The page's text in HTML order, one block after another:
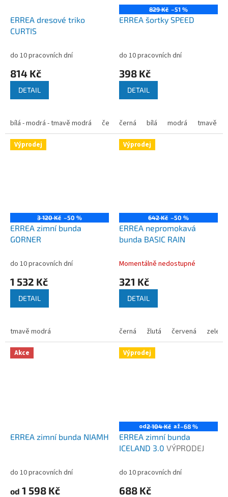
ERREA dresové triko
CURTIS
do 10 pracovních dní
814 Kč
DETAIL
bílá - modrá - tmavě modrá červená - černá - bílá oranžová - černá
829 Kč –51 %
ERREA šortky SPEED
do 10 pracovních dní
398 Kč
DETAIL
černá bílá modrá tmavě
Výprodej
3 120 Kč –50 %
ERREA zimní bunda
GORNER
do 10 pracovních dní
1 532 Kč
DETAIL
tmavě modrá
Výprodej
642 Kč –50 %
ERREA nepromokavá
bunda BASIC RAIN
Momentálně nedostupné
321 Kč
DETAIL
černá žlutá červená zelená
Akce
ERREA zimní bunda NIAMH
do 10 pracovních dní
od 1 598 Kč
Výprodej
od2 104 Kč až–68 %
ERREA zimní bunda
ICELAND 3.0 VÝPRODEJ
do 10 pracovních dní
688 Kč